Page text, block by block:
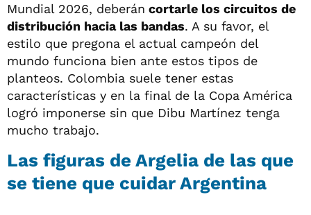
Mundial 2026, deberán cortarle los circuitos de
distribución hacia las bandas. A su favor, el
estilo que pregona el actual campeón del
mundo funciona bien ante estos tipos de
planteos. Colombia suele tener estas
características y en la final de la Copa América
logró imponerse sin que Dibu Martínez tenga
mucho trabajo.
Las figuras de Argelia de las que
se tiene que cuidar Argentina